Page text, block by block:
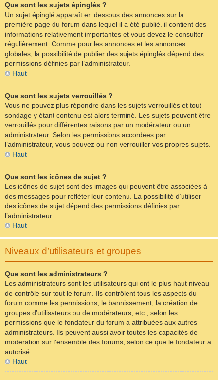
Que sont les sujets épinglés ?
Un sujet épinglé apparaît en dessous des annonces sur la
première page du forum dans lequel il a été publié. il contient des
informations relativement importantes et vous devez le consulter
régulièrement. Comme pour les annonces et les annonces
globales, la possibilité de publier des sujets épinglés dépend des
permissions définies par l’administrateur.
Haut
Que sont les sujets verrouillés ?
Vous ne pouvez plus répondre dans les sujets verrouillés et tout
sondage y étant contenu est alors terminé. Les sujets peuvent être
verrouillés pour différentes raisons par un modérateur ou un
administrateur. Selon les permissions accordées par
l’administrateur, vous pouvez ou non verrouiller vos propres sujets.
Haut
Que sont les icônes de sujet ?
Les icônes de sujet sont des images qui peuvent être associées à
des messages pour refléter leur contenu. La possibilité d’utiliser
des icônes de sujet dépend des permissions définies par
l’administrateur.
Haut
Niveaux d’utilisateurs et groupes
Que sont les administrateurs ?
Les administrateurs sont les utilisateurs qui ont le plus haut niveau
de contrôle sur tout le forum. Ils contrôlent tous les aspects du
forum comme les permissions, le bannissement, la création de
groupes d’utilisateurs ou de modérateurs, etc., selon les
permissions que le fondateur du forum a attribuées aux autres
administrateurs. Ils peuvent aussi avoir toutes les capacités de
modération sur l’ensemble des forums, selon ce que le fondateur a
autorisé.
Haut